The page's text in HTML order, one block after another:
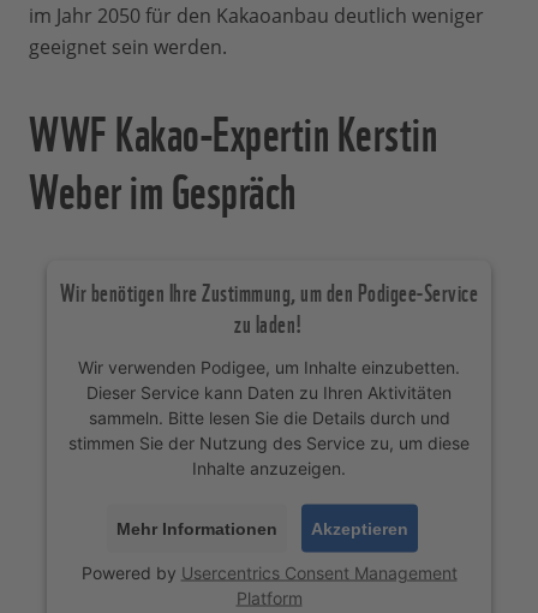
im Jahr 2050 für den Kakaoanbau deutlich weniger
geeignet sein werden.
WWF Kakao-Expertin Kerstin
Weber im Gespräch
Wir benötigen Ihre Zustimmung, um den Podigee-Service
zu laden!
Wir verwenden Podigee, um Inhalte einzubetten.
Dieser Service kann Daten zu Ihren Aktivitäten
sammeln. Bitte lesen Sie die Details durch und
stimmen Sie der Nutzung des Service zu, um diese
Inhalte anzuzeigen.
Mehr Informationen Akzeptieren
Powered by Usercentrics Consent Management
Platform